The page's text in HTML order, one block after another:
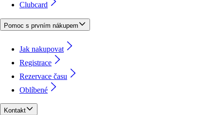
Clubcard
Pomoc s prvním nákupem
Jak nakupovat
Registrace
Rezervace času
Oblíbené
Kontakt